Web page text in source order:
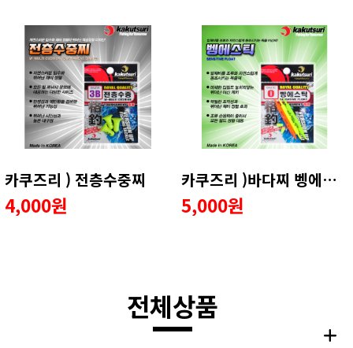
카쿠즈리 ) 전층수중찌
4,000원
카쿠즈리 )바다찌 벵에스틱 목줄 어신찌
5,000원
전체상품